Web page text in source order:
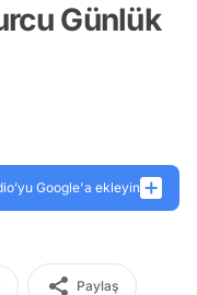
Günlük
Google'a ekleyin
Paylaş